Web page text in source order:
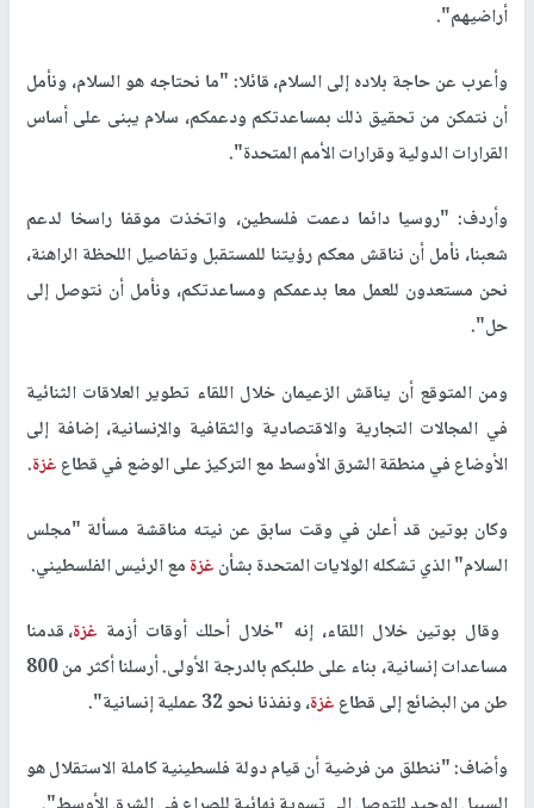
أراضيهم".
وأعرب عن حاجة بلاده إلى السلام، قائلا: "ما نحتاجه هو السلام، ونأمل
أن نتمكن من تحقيق ذلك بمساعدتكم ودعمكم، سلام يبنى على أساس
القرارات الدولية وقرارات الأمم المتحدة".
وأردف: "روسيا دائما دعمت فلسطين، واتخذت موقفا راسخا لدعم
شعبنا، نأمل أن نناقش معكم رؤيتنا للمستقبل وتفاصيل اللحظة الراهنة،
نحن مستعدون للعمل معا بدعمكم ومساعدتكم، ونأمل أن نتوصل إلى
حل".
ومن المتوقع أن يناقش الزعيمان خلال اللقاء تطوير العلاقات الثنائية
في المجالات التجارية والاقتصادية والثقافية والإنسانية، إضافة إلى
الأوضاع في منطقة الشرق الأوسط مع التركيز على الوضع في قطاعغزة.
وكان بوتين قد أعلن في وقت سابق عن نيته مناقشة مسألة "مجلس
السلام" الذي تشكله الولايات المتحدة بشأنغزةمع الرئيس الفلسطيني.
وقال بوتين خلال اللقاء، إنه "خلال أحلك أوقات أزمة غزة، قدمنا
مساعدات إنسانية، بناء على طلبكم بالدرجة الأولى. أرسلنا أكثر من 800
طن من البضائع إلى قطاعغزة، ونفذنا نحو 32 عملية إنسانية".
وأضاف: "ننطلق من فرضية أن قيام دولة فلسطينية كاملة الاستقلال هو